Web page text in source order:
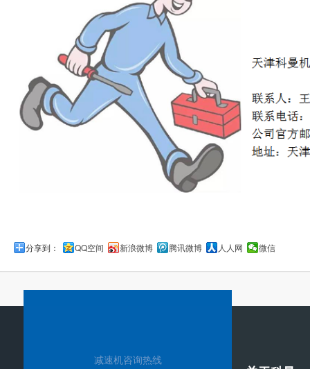
分享到： QQ空间 新浪微博 腾讯微博 人人网 微信
减速机咨询热线